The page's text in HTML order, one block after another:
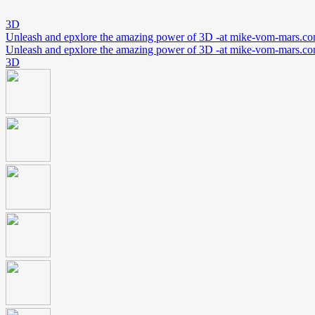
3D
Unleash and epxlore the amazing power of 3D -at mike-vom-
Unleash and epxlore the amazing power of 3D -at mike-vom-
3D